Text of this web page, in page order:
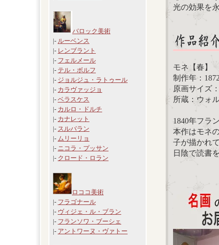
バロック美術
|- ルーベンス
|- レンブラント
|- フェルメール
|- テル・ボルフ
|- ジョルジュ・ラトゥール
|- カラヴァッジョ
|- ベラスケス
|- カルロ・ドルチ
|- カナレット
|- スルバラン
|- ムリーリョ
|- ニコラ・プッサン
|- クロード・ロラン
ロココ美術
|- フラゴナール
|- ヴィジェ・ル・ブラン
|- フランソワ・ブーシェ
|- アントワーヌ・ヴァトー
光の効果を
モネ【春
制作年：
原画サイズ
所蔵：ウォ
1840年フラ
本作はモネ
子が描かれ
日陰で読書